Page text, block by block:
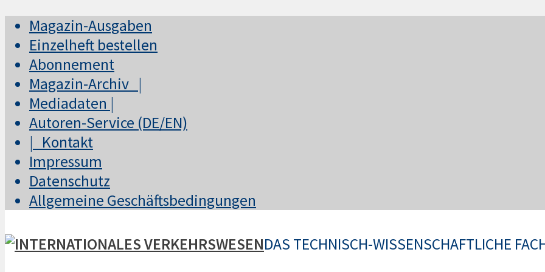
Magazin-Ausgaben
Einzelheft bestellen
Abonnement
Magazin-Archiv |
Mediadaten |
Autoren-Service (DE/EN)
| Kontakt
Impressum
Datenschutz
Allgemeine Geschäftsbedingungen
DAS TECHNISCH-WISSENSCHAFTLICHE